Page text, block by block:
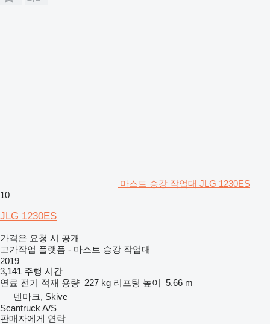
마스트 승강 작업대 JLG 1230ES
10
JLG 1230ES
가격은 요청 시 공개
고가작업 플랫폼 - 마스트 승강 작업대
2019
3,141 주행 시간
연료 전기 적재 용량 227 kg 리프팅 높이 5.66 m
덴마크, Skive
Scantruck A/S
판매자에게 연락